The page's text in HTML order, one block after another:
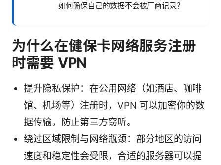
如何确保自己的数据不会被厂商记录？
为什么在健保卡网络服务注册
时需要 VPN
提升隐私保护：在公用网络（如酒店、咖啡
馆、机场等）注册时，VPN 可以加密你的数
据传输，防止第三方窃听。
绕过区域限制与网络瓶颈：部分地区的访问
速度和稳定性会受限，合适的服务器可以提